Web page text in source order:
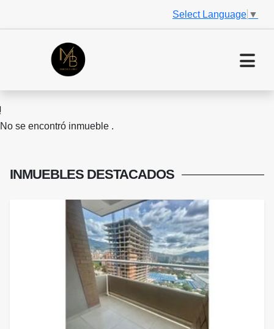
Select Language ▼
No se encontró inmueble .
INMUEBLES DESTACADOS